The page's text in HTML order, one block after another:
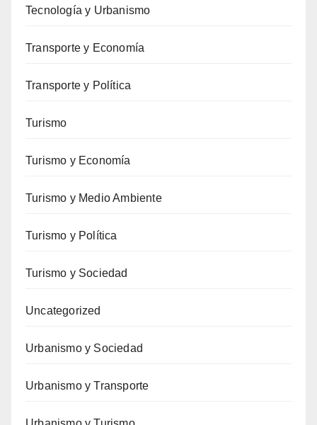
Tecnología y Urbanismo
Transporte y Economía
Transporte y Política
Turismo
Turismo y Economía
Turismo y Medio Ambiente
Turismo y Política
Turismo y Sociedad
Uncategorized
Urbanismo y Sociedad
Urbanismo y Transporte